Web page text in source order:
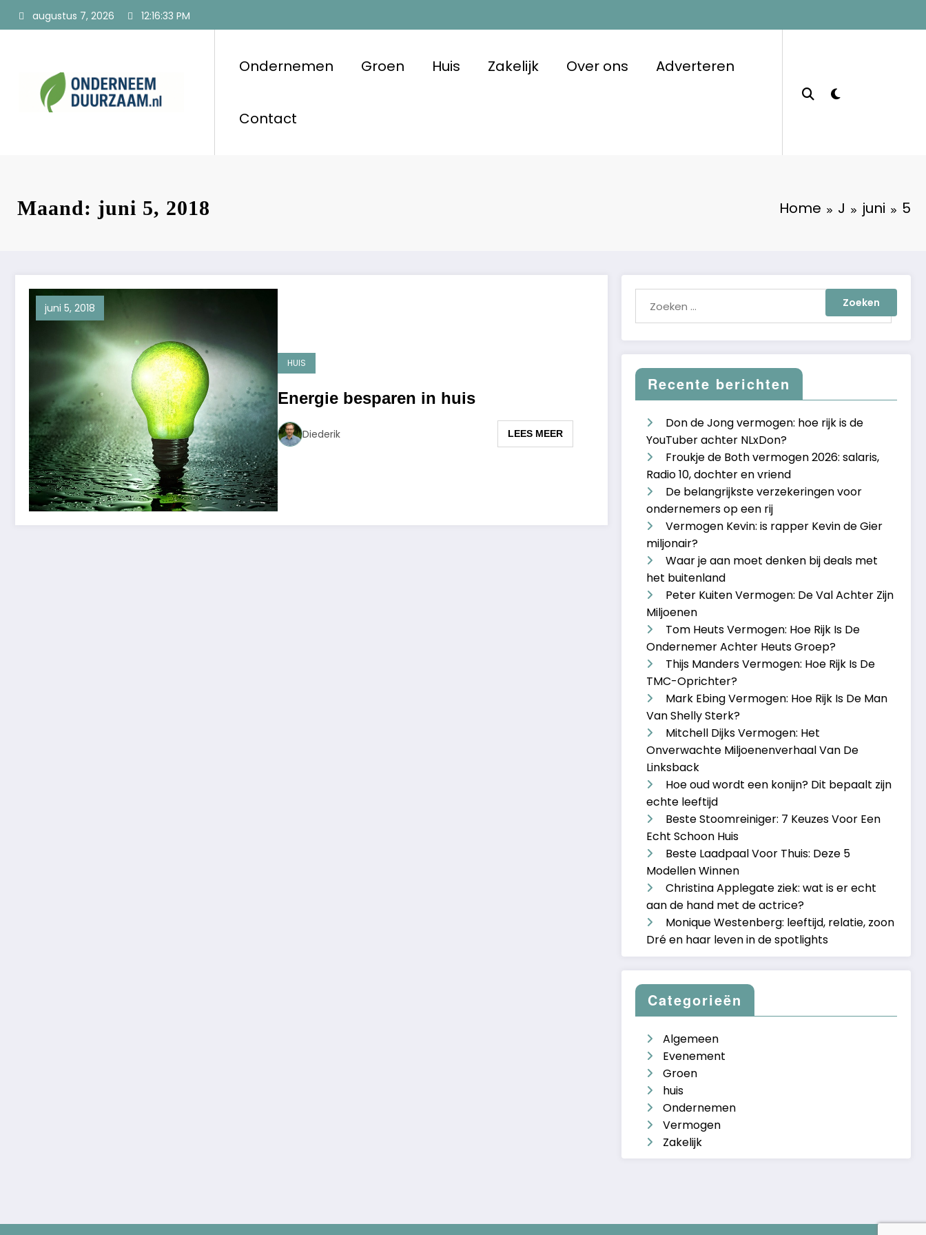
augustus 7, 2026 12:16:34 PM
Ondernemen Groen Huis Zakelijk Over ons Adverteren
Contact
Maand: juni 5, 2018 Home J juni 5
juni 5, 2018
HUIS
Energie besparen in huis
Diederik LEES MEER
Recente berichten
Don de Jong vermogen: hoe rijk is de
YouTuber achter NLxDon?
Froukje de Both vermogen 2026: salaris,
Radio 10, dochter en vriend
De belangrijkste verzekeringen voor
ondernemers op een rij
Vermogen Kevin: is rapper Kevin de Gier
miljonair?
Waar je aan moet denken bij deals met
het buitenland
Peter Kuiten Vermogen: De Val Achter Zijn
Miljoenen
Tom Heuts Vermogen: Hoe Rijk Is De
Ondernemer Achter Heuts Groep?
Thijs Manders Vermogen: Hoe Rijk Is De
TMC-Oprichter?
Mark Ebing Vermogen: Hoe Rijk Is De Man
Van Shelly Sterk?
Mitchell Dijks Vermogen: Het
Onverwachte Miljoenenverhaal Van De
Linksback
Hoe oud wordt een konijn? Dit bepaalt zijn
echte leeftijd
Beste Stoomreiniger: 7 Keuzes Voor Een
Echt Schoon Huis
Beste Laadpaal Voor Thuis: Deze 5
Modellen Winnen
Christina Applegate ziek: wat is er echt
aan de hand met de actrice?
Monique Westenberg: leeftijd, relatie, zoon
Dré en haar leven in de spotlights
Categorieën
Algemeen
Evenement
Groen
huis
Ondernemen
Vermogen
Zakelijk